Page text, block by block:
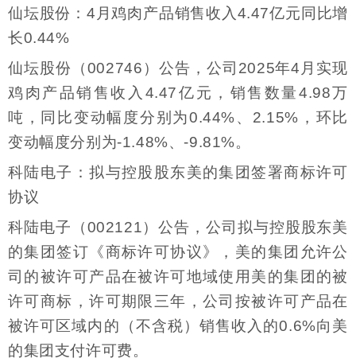
仙坛股份：4月鸡肉产品销售收入4.47亿元同比增
长0.44%
仙坛股份（002746）公告，公司2025年4月实现
鸡肉产品销售收入4.47亿元，销售数量4.98万
吨，同比变动幅度分别为0.44%、2.15%，环比
变动幅度分别为-1.48%、-9.81%。
科陆电子：拟与控股股东美的集团签署商标许可
协议
科陆电子（002121）公告，公司拟与控股股东美
的集团签订《商标许可协议》，美的集团允许公
司的被许可产品在被许可地域使用美的集团的被
许可商标，许可期限三年，公司按被许可产品在
被许可区域内的（不含税）销售收入的0.6%向美
的集团支付许可费。